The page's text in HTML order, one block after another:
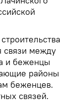
связи между
и беженцы
районы
беженцев.
связей.